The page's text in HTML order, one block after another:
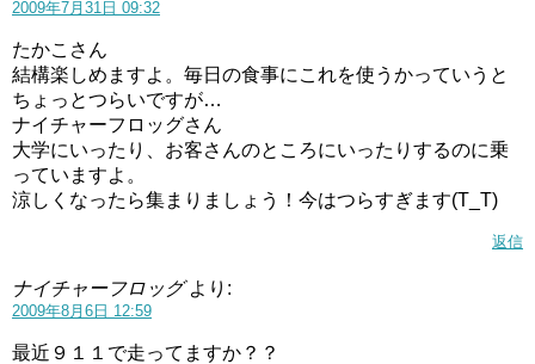
2009年7月31日 09:32
たかこさん
結構楽しめますよ。毎日の食事にこれを使うかっていうと
ちょっとつらいですが…
ナイチャーフロッグさん
大学にいったり、お客さんのところにいったりするのに乗
っていますよ。
涼しくなったら集まりましょう！今はつらすぎます(T_T)
返信
ナイチャーフロッグ より:
2009年8月6日 12:59
最近９１１で走ってますか？？